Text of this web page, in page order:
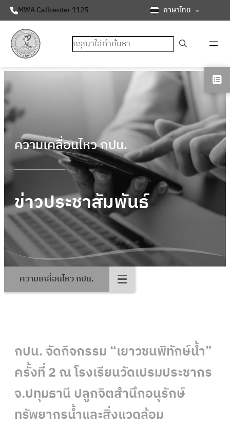
MWA Callcenter 1125 ภาษาไทย
ค้นหา
ความเคลื่อนไหว กปน.
ข่าวประชาสัมพันธ์
ความเคลื่อนไหว กปน.
กปน. จัดกิจกรรม “เยาวชนพิทักษ์น้ำ”
ครั้งที่ 2 ณ โรงเรียนวัดเปรมประชากร
จ.ปทุมธานี ปลูกจิตสำนึกอนุรักษ์
ทรัพยากรน้ำและสิ่งแวดล้อม